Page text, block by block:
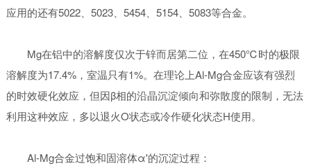
应用的还有5022、5023、5454、5154、5083等合金。
Mg在铝中的溶解度仅次于锌而居第二位，在450℃时的极限
溶解度为17.4%，室温只有1%。在理论上Al-Mg合金应该有强烈
的时效硬化效应，但因β相的沿晶沉淀倾向和弥散度的限制，无法
利用这种效应，多以退火O状态或冷作硬化状态H使用。
Al-Mg合金过饱和固溶体α'的沉淀过程：